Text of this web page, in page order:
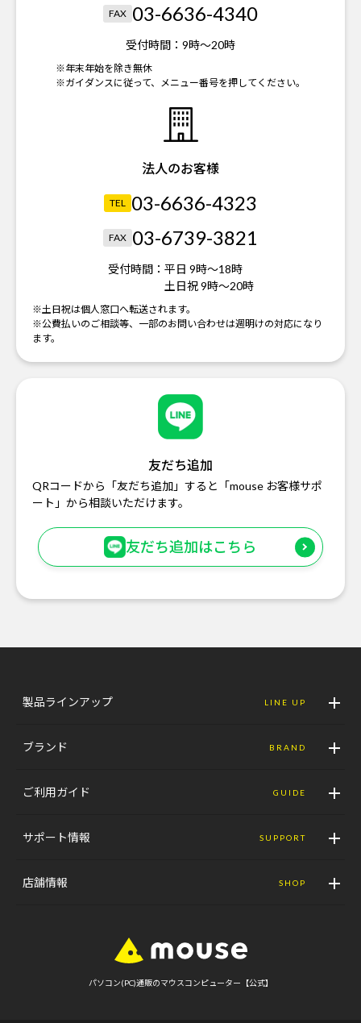
FAX 03-6636-4340
受付時間： 9時～20時
※年末年始を除き無休
※ガイダンスに従って、メニュー番号を押してください。
法人のお客様
TEL 03-6636-4323
FAX 03-6739-3821
受付時間： 平日 9時～18時
土日祝 9時～20時
※土日祝は個人窓口へ転送されます。
※公費払いのご相談等、一部のお問い合わせは週明けの対応になり
ます。
友だち追加
QRコードから「友だち追加」すると「mouse お客様サポ
ート」から相談いただけます。
友だち追加はこちら
製品ラインアップ LINE UP
ブランド BRAND
ご利用ガイド GUIDE
サポート情報 SUPPORT
店舗情報 SHOP
パソコン(PC)通販のマウスコンピューター【公式】